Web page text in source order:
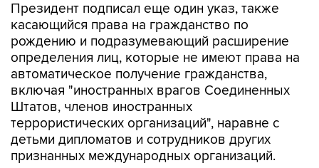
Президент подписал еще один указ, также
касающийся права на гражданство по
рождению и подразумевающий расширение
определения лиц, которые не имеют права на
автоматическое получение гражданства,
включая "иностранных врагов Соединенных
Штатов, членов иностранных
террористических организаций", наравне с
детьми дипломатов и сотрудников других
признанных международных организаций.